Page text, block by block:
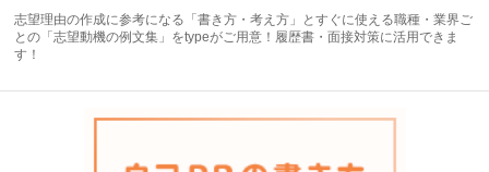
志望理由の作成に参考になる「書き方・考え方」とすぐに使える職種・業界ご
との「志望動機の例文集」をtypeがご用意！履歴書・面接対策に活用できま
す！